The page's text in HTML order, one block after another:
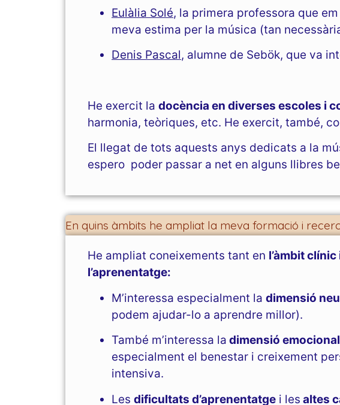
Eulàlia Solé, la primera professora que
meva estima per la música (tan
Denis Pascal, alumne de Sebök, que va
He exercit ladocència en diverses escoles i
harmonia, teòriques, etc. He exercit, també,
El llegat de tots aquests anys dedicats a la
espero poder passar a net en alguns llibres
En quins àmbits he ampliat la meva formació i
He ampliat coneixements tant en l’àmbit
l’aprenentatge:
M’interessa especialment ladimensió
podem ajudar-lo a aprendre millor).
També m’interessa la dimensió
especialment el benestar i creixement
intensiva.
Lesdificultats d’aprenentatge i les altes